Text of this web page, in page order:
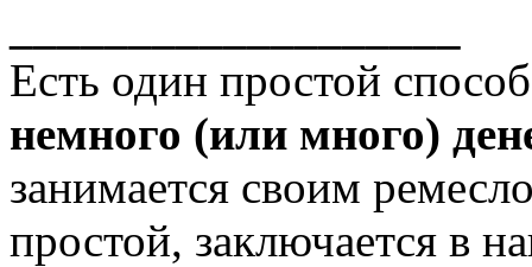
Есть один простой
немного (или много)
занимается своим
простой, заключается в